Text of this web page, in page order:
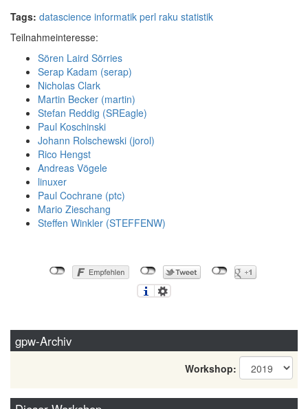
Tags: datascience informatik perl raku statistik
Teilnahmeinteresse:
Sören Laird Sörries
Serap Kadam (‎serap‎)
Nicholas Clark
Martin Becker (‎martin‎)
Stefan Reddig (‎SREagle‎)
Paul Koschinski
Johann Rolschewski (‎jorol‎)
Rico Hengst
Andreas Vögele
linuxer
Paul Cochrane (‎ptc‎)
Mario Zieschang
Steffen Winkler (‎STEFFENW‎)
gpw-Archiv
Workshop: